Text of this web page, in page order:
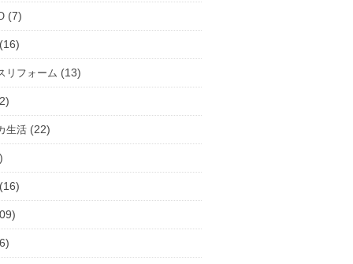
(7)
リフォーム (13)
生活 (22)